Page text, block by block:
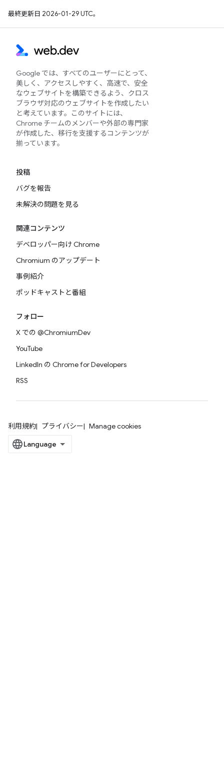
最終更新日 2026-01-29 UTC。
Google では、すべてのユーザーにとって、
美しく、アクセスしやすく、高速で、安全
なウェブサイトを構築できるよう、クロス
ブラウザ対応のウェブサイトを作成したい
と考えています。このサイトには、
Chrome チームのメンバーや外部の専門家
が作成した、移行を支援するコンテンツが
揃っています。
投稿
バグを報告
未解決の問題を見る
関連コンテンツ
デベロッパー向け Chrome
Chromium のアップデート
事例紹介
ポッドキャストと番組
フォロー
X での @ChromiumDev
YouTube
LinkedIn の Chrome for Developers
RSS
利用規約 プライバシー Manage cookies